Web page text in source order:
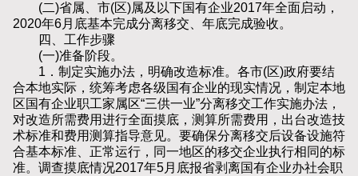
(二)省属、市(区)属及以下国有企业2017年全面启动，
2020年6月底基本完成分离移交、年底完成验收。
四、工作步骤
(一)准备阶段。
1．制定实施办法，明确改造标准。各市(区)政府要结
合本地实际，统筹考虑各级国有企业的现实情况，制定本地
区国有企业职工家属区“三供一业”分离移交工作实施办法，
对改造所需费用进行全面摸底，测算所需费用，出台改造技
术标准和费用测算指导意见。要确保分离移交后设备设施符
合基本标准、正常运行，同一地区的移交企业执行相同的标
准。调查摸底情况2017年5月底报省剥离国有企业办社会职